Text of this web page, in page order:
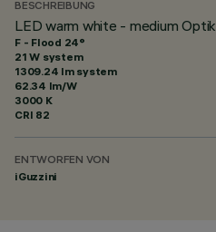
BESCHREIBUNG
LED warm white - medium Optik
F - Flood 24°
21 W system
1309.24 lm system
62.34 lm/W
3000 K
CRI 82
ENTWORFEN VON
iGuzzini